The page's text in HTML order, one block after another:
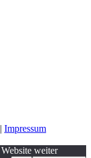
| Impressum
weiter